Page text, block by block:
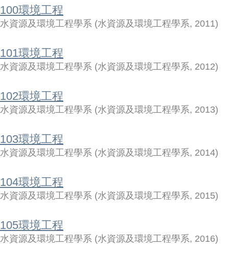
100環境工程
水資源及環境工程學系 (水資源及環境工程學系, 2011)
101環境工程
水資源及環境工程學系 (水資源及環境工程學系, 2012)
102環境工程
水資源及環境工程學系 (水資源及環境工程學系, 2013)
103環境工程
水資源及環境工程學系 (水資源及環境工程學系, 2014)
104環境工程
水資源及環境工程學系 (水資源及環境工程學系, 2015)
105環境工程
水資源及環境工程學系 (水資源及環境工程學系, 2016)